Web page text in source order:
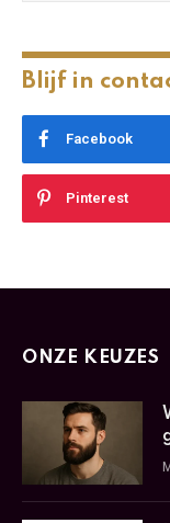
Blijf in
Facebook
Pinterest
ONZE KEUZES